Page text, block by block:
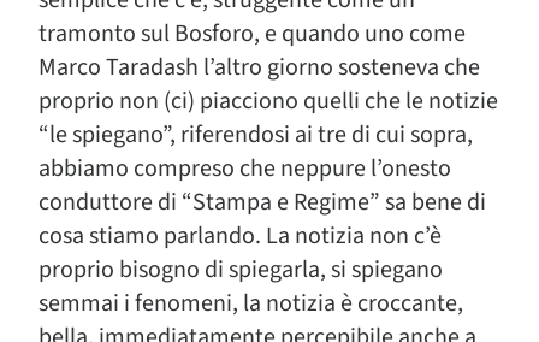
tramonto sul Bosforo, e quando uno come
Marco Taradash l’altro giorno sosteneva che
proprio non (ci) piacciono quelli che le notizie
“le spiegano”, riferendosi ai tre di cui sopra,
abbiamo compreso che neppure l’onesto
conduttore di “Stampa e Regime” sa bene di
cosa stiamo parlando. La notizia non c’è
proprio bisogno di spiegarla, si spiegano
semmai i fenomeni, la notizia è croccante,